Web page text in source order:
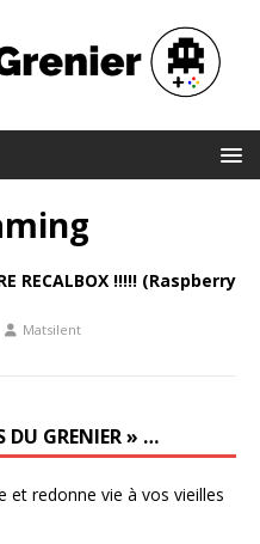
RECALBOX !!!!! (Raspberry
Matsilent
DU GRENIER » …
et redonne vie à vos vieilles